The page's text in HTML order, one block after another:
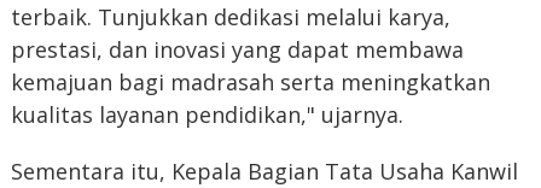
terbaik. Tunjukkan dedikasi melalui karya,
prestasi, dan inovasi yang dapat membawa
kemajuan bagi madrasah serta meningkatkan
kualitas layanan pendidikan," ujarnya.
Sementara itu, Kepala Bagian Tata Usaha Kanwil